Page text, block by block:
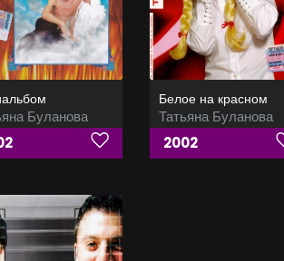
Буланова
Белое на красном
Татьяна Буланова
2002